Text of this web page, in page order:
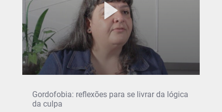
Gordofobia: reflexões para se livrar da lógica
da culpa